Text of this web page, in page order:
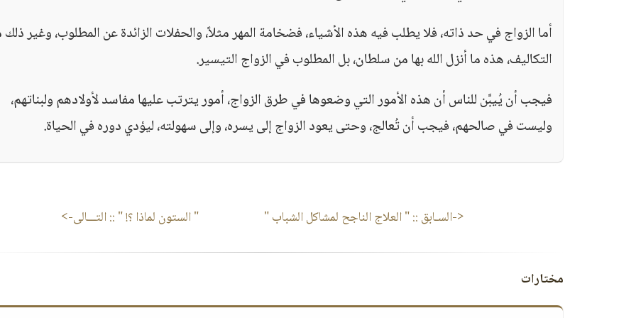
أما الزواج في حد ذاته، فلا يطلب فيه هذه الأشياء، فضخامة المهر مثلاً، والحفلات الزائدة عن المطلوب، وغير
التكاليف، هذه ما أنزل الله بها من سلطان، بل المطلوب في الزواج التيسير.
فيجب أن يُيبَّن للناس أن هذه الأمور التي وضعوها في طرق الزواج، أمور يترتب عليها مفاسد لأولادهم ولبناتهم،
وليست في صالحهم، فيجب أن تُعالج، وحتى يعود الزواج إلى يسره، وإلى سهولته، ليؤدي دوره في الحياة.
<-السـابق ::" العلاج الناجح لمشاكل الشباب " " الستون لماذا ؟! " :: التـــالى->
مختارات